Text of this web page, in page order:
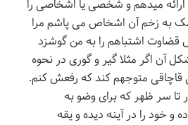
میدهم و شخصی یا اشخاصی را
به زخم آن اشخاص می پاشم مرا
قضاوت اشتباهم را به من گوشزد
آن اگر مثلا گیر و گوری در نحوه
متوجهم کند که رفعش کنم.
تا سر ظهر که برای وضو به
خود را در آینه دیده و یقه